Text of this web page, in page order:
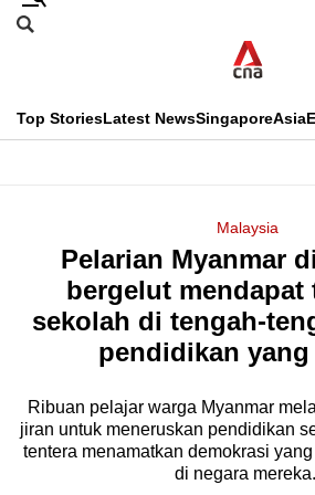
Skip
menu
Search
CNAR
Top StoriesLatest NewsSingaporeAsia
Menu
Malaysia
Pelarian Myanmar
bergelut mendapat
sekolah di tengah-
pendidikan yang
Ribuan pelajar warga Myanmar
jiran untuk meneruskan pendidikan
tentera menamatkan demokrasi
di negara mereka.
This
longer
supported
know
it's
a